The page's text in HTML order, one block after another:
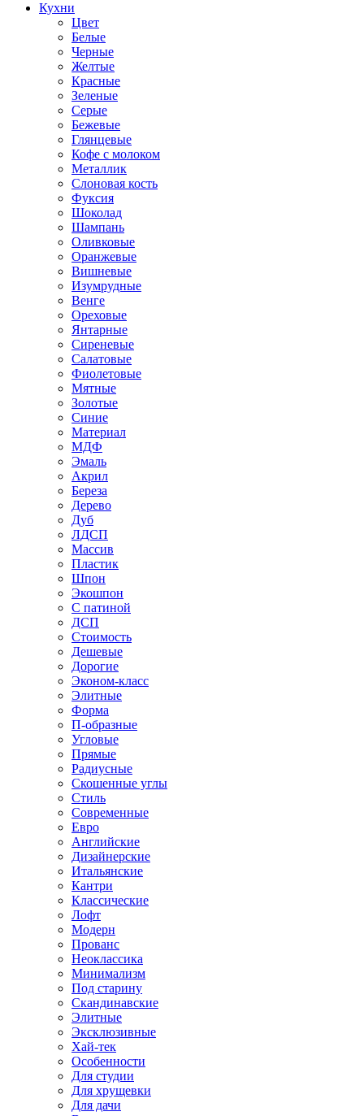
Кухни
Цвет
Белые
Черные
Желтые
Красные
Зеленые
Серые
Бежевые
Глянцевые
Кофе с молоком
Металлик
Слоновая кость
Фуксия
Шоколад
Шампань
Оливковые
Оранжевые
Вишневые
Изумрудные
Венге
Ореховые
Янтарные
Сиреневые
Салатовые
Фиолетовые
Мятные
Золотые
Синие
Материал
МДФ
Эмаль
Акрил
Береза
Дерево
Дуб
ЛДСП
Массив
Пластик
Шпон
Экошпон
С патиной
ДСП
Стоимость
Дешевые
Дорогие
Эконом-класс
Элитные
Форма
П-образные
Угловые
Прямые
Радиусные
Скошенные углы
Стиль
Современные
Евро
Английские
Дизайнерские
Итальянские
Кантри
Классические
Лофт
Модерн
Прованс
Неоклассика
Минимализм
Под старину
Скандинавские
Элитные
Эксклюзивные
Хай-тек
Особенности
Для студии
Для хрущевки
Для дачи